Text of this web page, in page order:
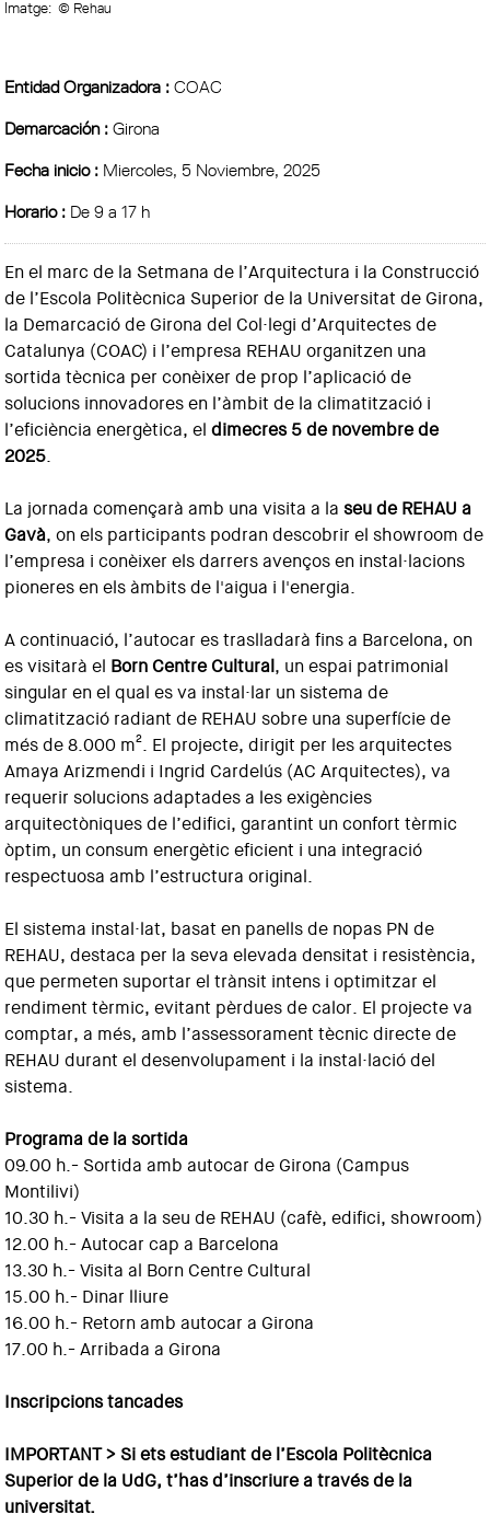
Imatge: © Rehau
Entidad Organizadora :COAC
Demarcación :Girona
Fecha inicio : Miercoles, 5 Noviembre, 2025
Horario : De 9 a 17 h
En el marc de la Setmana de l’Arquitectura i la Construcció
de l’Escola Politècnica Superior de la Universitat de Girona,
la Demarcació de Girona del Col·legi d’Arquitectes de
Catalunya (COAC) i l’empresa REHAU organitzen una
sortida tècnica per conèixer de prop l’aplicació de
solucions innovadores en l’àmbit de la climatització i
l’eficiència energètica, eldimecres 5 de novembre de
2025.
La jornada començarà amb una visita a laseu de REHAU a
Gavà, on els participants podran descobrir el showroom de
l’empresa i conèixer els darrers avenços en instal·lacions
pioneres en els àmbits de l'aigua i l'energia.
A continuació, l’autocar es traslladarà fins a Barcelona, on
es visitarà el Born Centre Cultural, un espai patrimonial
singular en el qual es va instal·lar un sistema de
climatització radiant de REHAU sobre una superfície de
més de 8.000 m². El projecte, dirigit per les arquitectes
Amaya Arizmendi i Ingrid Cardelús (AC Arquitectes), va
requerir solucions adaptades a les exigències
arquitectòniques de l’edifici, garantint un confort tèrmic
òptim, un consum energètic eficient i una integració
respectuosa amb l’estructura original.
El sistema instal·lat, basat en panells de nopas PN de
REHAU, destaca per la seva elevada densitat i resistència,
que permeten suportar el trànsit intens i optimitzar el
rendiment tèrmic, evitant pèrdues de calor. El projecte va
comptar, a més, amb l’assessorament tècnic directe de
REHAU durant el desenvolupament i la instal·lació del
sistema.
Programa de la sortida
09.00 h.- Sortida amb autocar de Girona (Campus
Montilivi)
10.30 h.- Visita a la seu de REHAU (cafè, edifici, showroom)
12.00 h.- Autocar cap a Barcelona
13.30 h.- Visita al Born Centre Cultural
15.00 h.- Dinar lliure
16.00 h.- Retorn amb autocar a Girona
17.00 h.- Arribada a Girona
Inscripcions tancades
IMPORTANT > Si ets estudiant de l’Escola Politècnica
Superior de la UdG, t’has d’inscriure a través de la
universitat.